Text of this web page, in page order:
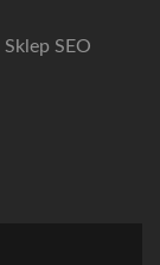
Sklep SEO